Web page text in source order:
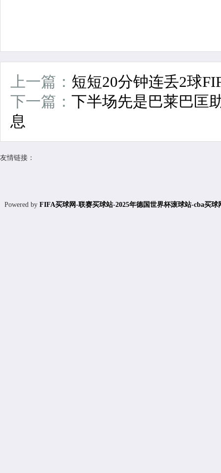
上一篇： 短短20分钟连丢2球
下一篇： 下半场先是巴莱巴匡
息
友情链接：
Powered by FIFA买球网-联赛买球站-2025年德国世界杯滚球站-cba买